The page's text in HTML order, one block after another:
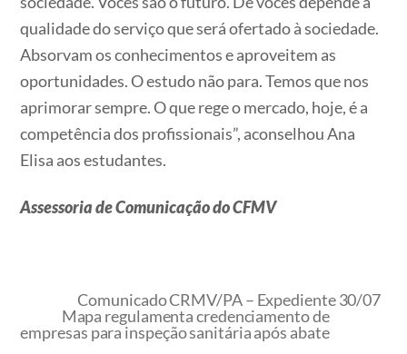
qualidade do serviço que será ofertado à sociedade.
Absorvam os conhecimentos e aproveitem as
oportunidades. O estudo não para. Temos que nos
aprimorar sempre. O que rege o mercado, hoje, é a
competência dos profissionais”, aconselhou Ana
Elisa aos estudantes.
Assessoria de Comunicação do CFMV
Comunicado CRMV/PA – Expediente 30/07
Mapa regulamenta credenciamento de
empresas para inspeção sanitária após abate